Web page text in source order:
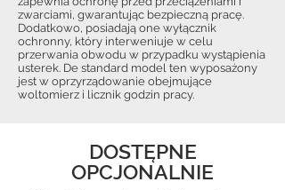
zwarciami, gwarantując bezpieczną pracę.
Dodatkowo, posiadają one wyłącznik
ochronny, który interweniuje w celu
przerwania obwodu w przypadku wystąpienia
usterek. De standard model ten wyposażony
jest w oprzyrządowanie obejmujące
woltomierz i licznik godzin pracy.
DOSTĘPNE
OPCJONALNIE